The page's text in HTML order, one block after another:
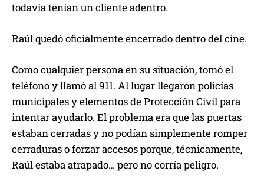
todavía tenían un cliente adentro.
Raúl quedó oficialmente encerrado dentro del cine.
Como cualquier persona en su situación, tomó el
teléfono y llamó al 911. Al lugar llegaron policías
municipales y elementos de Protección Civil para
intentar ayudarlo. El problema era que las puertas
estaban cerradas y no podían simplemente romper
cerraduras o forzar accesos porque, técnicamente,
Raúl estaba atrapado… pero no corría peligro.